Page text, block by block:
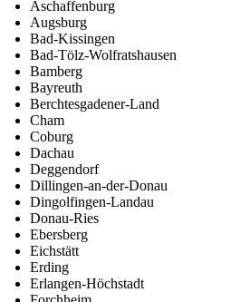
Aschaffenburg
Augsburg
Bad-Kissingen
Bad-Tölz-Wolfratshausen
Bamberg
Bayreuth
Berchtesgadener-Land
Cham
Coburg
Dachau
Deggendorf
Dillingen-an-der-Donau
Dingolfingen-Landau
Donau-Ries
Ebersberg
Eichstätt
Erding
Erlangen-Höchstadt